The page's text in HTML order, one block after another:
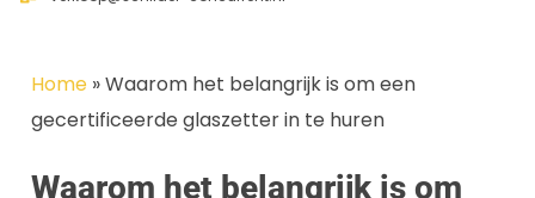
Home »Waarom het belangrijk is om een
gecertificeerde glaszetter in te huren
Waarom het belangrijk is om